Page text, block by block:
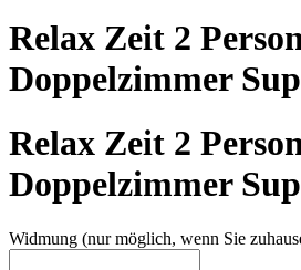
Relax Zeit 2
Doppelzimmer
Relax Zeit 2
Doppelzimmer
Widmung (nur möglich, wenn Sie